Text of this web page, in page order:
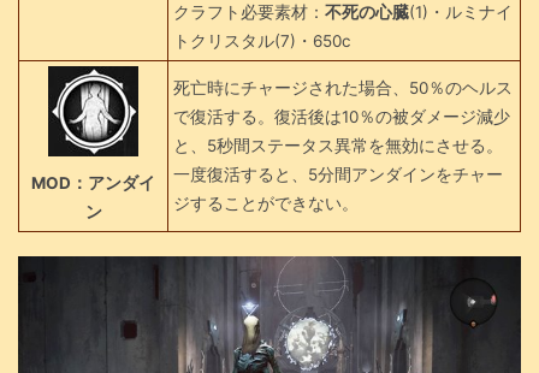
クラフト必要素材： 不死の心臓(1)・ルミナイ
トクリスタル(7)・650c
MOD：アンダイ
ン
死亡時にチャージされた場合、50％のヘルス
で復活する。復活後は10％の被ダメージ減少
と、5秒間ステータス異常を無効にさせる。
一度復活すると、5分間アンダインをチャー
ジすることができない。